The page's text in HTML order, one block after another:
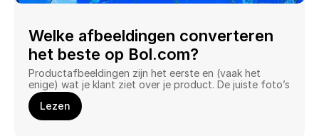
Welke afbeeldingen converteren
het beste op Bol.com?
Productafbeeldingen zijn het eerste en (vaak het
enige) wat je klant ziet over je product. De juiste foto’s
bij je Bol producten hebben een enorme impact op je
conversie.
Lezen